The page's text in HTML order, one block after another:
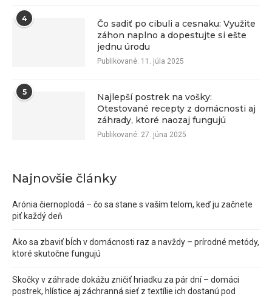
4
Čo sadiť po cibuli a cesnaku: Využite
záhon naplno a dopestujte si ešte
jednu úrodu
Publikované: 11. júla 2025
5
Najlepší postrek na vošky:
Otestované recepty z domácnosti aj
záhrady, ktoré naozaj fungujú
Publikované: 27. júna 2025
Najnovšie články
Arónia čiernoplodá – čo sa stane s vaším telom, keď ju začnete
piť každý deň
Ako sa zbaviť bĺch v domácnosti raz a navždy – prírodné metódy,
ktoré skutočne fungujú
Skočky v záhrade dokážu zničiť hriadku za pár dní – domáci
postrek, hlístice aj záchranná sieť z textílie ich dostanú pod